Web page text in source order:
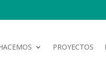
PROYECTOS